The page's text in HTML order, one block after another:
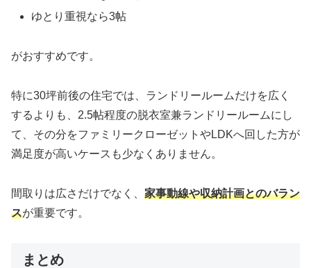
ゆとり重視なら3帖
がおすすめです。
特に30坪前後の住宅では、ランドリールームだけを広く
するよりも、2.5帖程度の脱衣室兼ランドリールームにし
て、その分をファミリークローゼットやLDKへ回した方が
満足度が高いケースも少なくありません。
間取りは広さだけでなく、 家事動線や収納計画とのバラン
スが重要です。
まとめ